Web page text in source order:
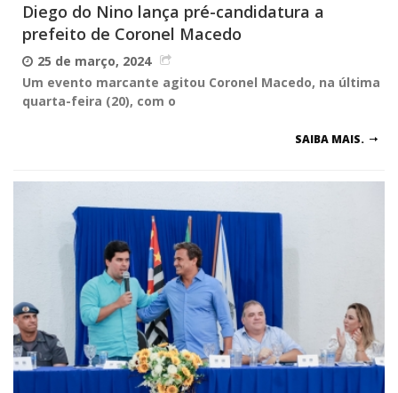
Diego do Nino lança pré-candidatura a
prefeito de Coronel Macedo
25 de março, 2024
Um evento marcante agitou Coronel Macedo, na última
quarta-feira (20), com o
SAIBA MAIS.